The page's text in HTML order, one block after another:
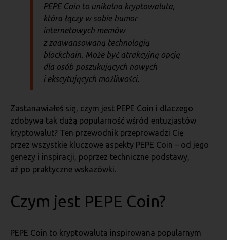
PEPE Coin to unikalna kryptowaluta,
która łączy w sobie humor
internetowych memów
z zaawansowaną technologią
blockchain. Może być atrakcyjną opcją
dla osób poszukujących nowych
i ekscytujących możliwości.
Zastanawiałeś się, czym jest PEPE Coin i dlaczego
zdobywa tak dużą popularność wśród entuzjastów
kryptowalut? Ten przewodnik przeprowadzi Cię
przez wszystkie kluczowe aspekty PEPE Coin – od jego
genezy i inspiracji, poprzez techniczne podstawy,
aż po praktyczne wskazówki.
Czym jest PEPE Coin?
PEPE Coin to kryptowaluta inspirowana popularnym